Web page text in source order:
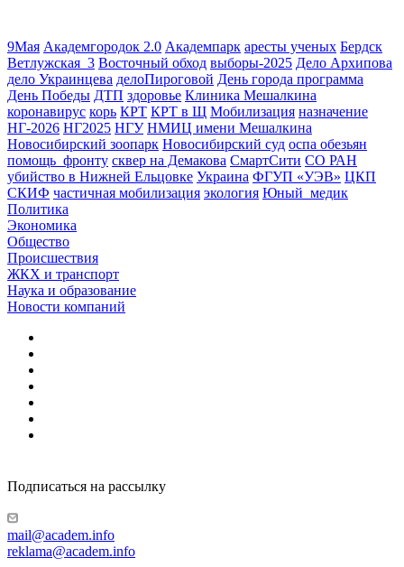
9Мая Академгородок 2.0 Академпарк аресты ученых Бердск
Ветлужская_3 Восточный обход выборы-2025 Дело Архипова
дело Украинцева делоПироговой День города программа
День Победы ДТП здоровье Клиника Мешалкина
коронавирус корь КРТ КРТ в Щ Мобилизация назначение
НГ-2026 НГ2025 НГУ НМИЦ имени Мешалкина
Новосибирский зоопарк Новосибирский суд оспа обезьян
помощь_фронту сквер на Демакова СмартСити СО РАН
убийство в Нижней Ельцовке Украина ФГУП «УЭВ» ЦКП
СКИФ частичная мобилизация экология Юный_медик
Политика
Экономика
Общество
Происшествия
ЖКХ и транспорт
Наука и образование
Новости компаний
Подписаться на рассылку
mail@academ.info
reklama@academ.info